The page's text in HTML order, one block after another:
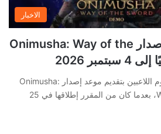
الاخبار
تقديم موعد إصدار Onimusha: Way of the
فاجأت شركة كابكوم اللاعبين بتقديم موعد إصدار Onimusha:
Way of the Sword، بعدما كان من المقرر إطلاقها في 25